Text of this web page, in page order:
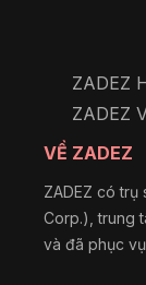
ZADEZ
ZADEZ
VỀ ZADEZ
ZADEZ có trụ
Corp.), trung
và đã phục